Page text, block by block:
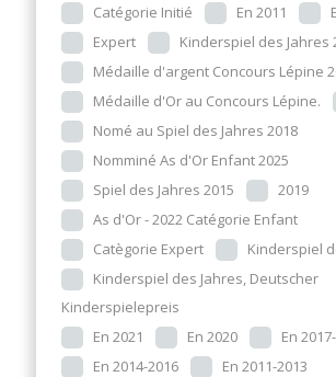
Catégorie Initié
En 2011
Expert
Kinderspiel des Jahres
Médaille d'argent Concours Lépine
Médaille d'Or au Concours Lépine.
Nomé au Spiel des Jahres 2018
Nomminé As d'Or Enfant 2025
Spiel des Jahres 2015
2019
As d'Or - 2022 Catégorie Enfant
Catègorie Expert
Kinderspiel
Kinderspiel des Jahres, Deutscher
Kinderspielepreis
En 2021
En 2020
En
En 2014-2016
En 2011-2013